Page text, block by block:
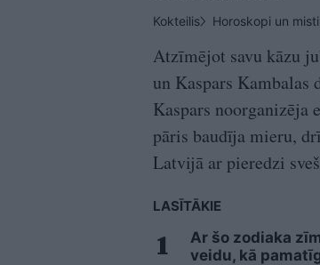
Kokteilis
Horoskopi un
Atzīmējot savu kāzu
un Kaspars
Kaspars noorganizēja
pāris baudīja mieru,
Latvijā ar pieredzi
LASĪTĀKIE
Ar šo zodiaka
veidu, kā